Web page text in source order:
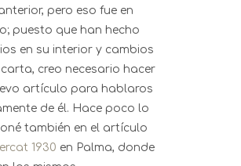
pero eso fue en
puesto que han hecho
en su interior y cambios
carta, creo necesario hacer
artículo para hablaros
de él. Hace poco lo
también en el artículo
1930 en Palma, donde